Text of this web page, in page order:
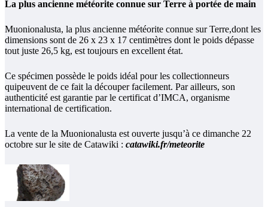
La plus ancienne météorite connue sur Terre à portée de main
Muonionalusta, la plus ancienne météorite connue sur Terre,dont les
dimensions sont de 26 x 23 x 17 centimètres dont le poids dépasse
tout juste 26,5 kg, est toujours en excellent état.
Ce spécimen possède le poids idéal pour les collectionneurs
quipeuvent de ce fait la découper facilement. Par ailleurs, son
authenticité est garantie par le certificat d’IMCA, organisme
international de certification.
La vente de la Muonionalusta est ouverte jusqu’à ce dimanche 22
octobre sur le site de Catawiki : catawiki.fr/meteorite